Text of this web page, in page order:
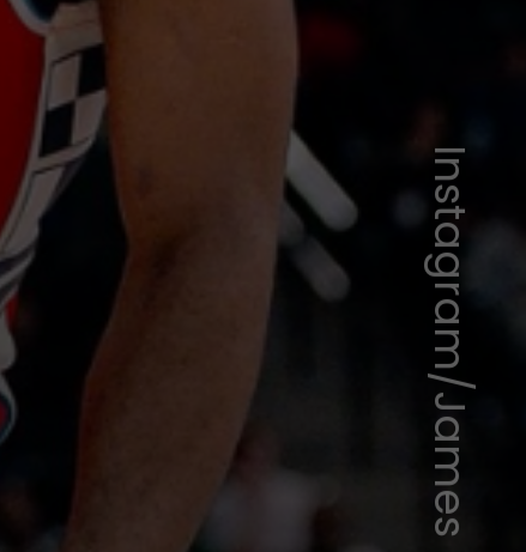
Instagram/James Harden